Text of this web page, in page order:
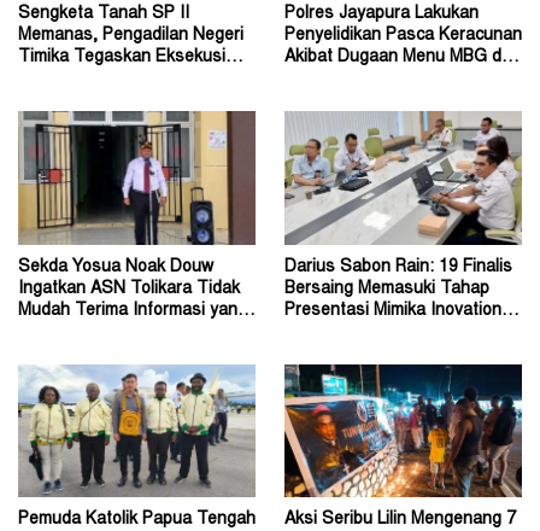
Sengketa Tanah SP II
Memanas, Pengadilan Negeri
Timika Tegaskan Eksekusi
Polres Jayapura Lakukan
Penyelidikan Pasca Keracunan
Akibat Dugaan Menu MBG di
Sekda Yosua Noak Douw
Ingatkan ASN Tolikara Tidak
Mudah Terima Informasi yang
Darius Sabon Rain: 19 Finalis
Bersaing Memasuki Tahap
Presentasi Mimika Inovation
Pemuda Katolik Papua Tengah
Aksi Seribu Lilin Mengenang 7